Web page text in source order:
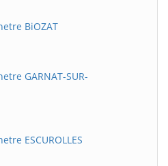
BiOZAT
GARNAT-SUR-
ESCUROLLES